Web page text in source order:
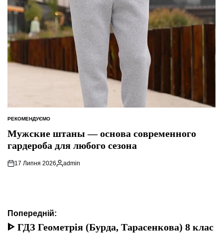
ОПУБЛІКУВАТИ
РЕКОМЕНДУЄМО
Мужские штаны — основа современного
гардероба для любого сезона
17 Липня 2026
Опубліковано
admin
Навігація
записів
Попередній:
ᐈ ГДЗ Геометрія (Бурда, Тарасенкова) 8 клас